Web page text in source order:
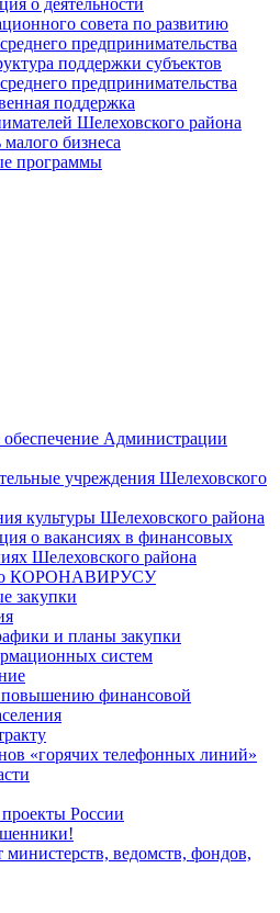
совета по развитию
предпринимательства
поддержки субъектов
предпринимательства
поддержка
Шелеховского района
бизнеса
программы
обеспечение Администрации
учреждения Шелеховского
культуры Шелеховского района
о вакансиях в финансовых
Шелеховского района
КОРОНАВИРУСУ
закупки
и планы закупки
систем
повышению финансовой
«горячих телефонных линий»
России
ведомств, фондов,